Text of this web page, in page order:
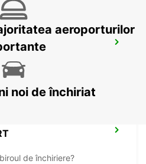
AIRPORT
aeroporturilor
noi de închiriat
de închiriere?